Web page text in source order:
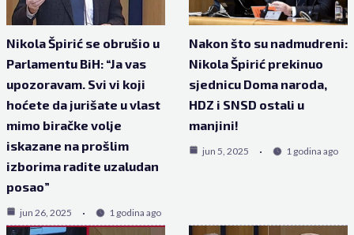
Nikola Špirić se obrušio u
Parlamentu BiH: “Ja vas
upozoravam. Svi vi koji
hoćete da jurišate u vlast
mimo biračke volje
iskazane na prošlim
izborima radite uzaludan
posao”
jun 26, 2025 1 godina ago
Nakon što su nadmudreni:
Nikola Špirić prekinuo
sjednicu Doma naroda,
HDZ i SNSD ostali u
manjini!
jun 5, 2025 1 godina ago